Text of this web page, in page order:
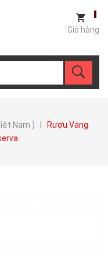
Giỏ hàng
Nam )
Rượu Vang